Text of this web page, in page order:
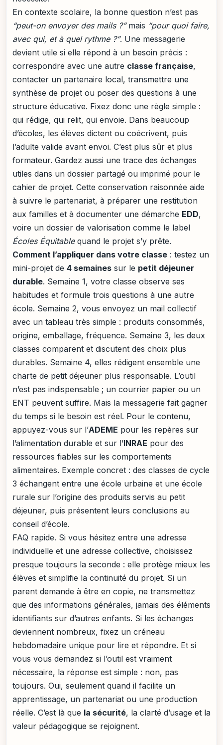
En contexte scolaire, la bonne question n’est pas
“peut-on envoyer des mails ?”mais “pour quoi faire,
avec qui, et à quel rythme ?”. Une messagerie
devient utile si elle répond à un besoin précis :
correspondre avec une autre classe française,
contacter un partenaire local, transmettre une
synthèse de projet ou poser des questions à une
structure éducative. Fixez donc une règle simple :
qui rédige, qui relit, qui envoie. Dans beaucoup
d’écoles, les élèves dictent ou coécrivent, puis
l’adulte valide avant envoi. C’est plus sûr et plus
formateur. Gardez aussi une trace des échanges
utiles dans un dossier partagé ou imprimé pour le
cahier de projet. Cette conservation raisonnée aide
à suivre le partenariat, à préparer une restitution
aux familles et à documenter une démarche EDD,
voire un dossier de valorisation comme le label
Écoles Équitablequand le projet s’y prête.
Comment l’appliquer dans votre classe : testez un
mini-projet de 4 semaines sur le petit déjeuner
durable. Semaine 1, votre classe observe ses
habitudes et formule trois questions à une autre
école. Semaine 2, vous envoyez un mail collectif
avec un tableau très simple : produits consommés,
origine, emballage, fréquence. Semaine 3, les deux
classes comparent et discutent des choix plus
durables. Semaine 4, elles rédigent ensemble une
charte de petit déjeuner plus responsable. L’outil
n’est pas indispensable ; un courrier papier ou un
ENT peuvent suffire. Mais la messagerie fait gagner
du temps si le besoin est réel. Pour le contenu,
appuyez-vous sur l’ADEME pour les repères sur
l’alimentation durable et sur l’INRAE pour des
ressources fiables sur les comportements
alimentaires. Exemple concret : des classes de cycle
3 échangent entre une école urbaine et une école
rurale sur l’origine des produits servis au petit
déjeuner, puis présentent leurs conclusions au
conseil d’école.
FAQ rapide. Si vous hésitez entre une adresse
individuelle et une adresse collective, choisissez
presque toujours la seconde : elle protège mieux les
élèves et simplifie la continuité du projet. Si un
parent demande à être en copie, ne transmettez
que des informations générales, jamais des éléments
identifiants sur d’autres enfants. Si les échanges
deviennent nombreux, fixez un créneau
hebdomadaire unique pour lire et répondre. Et si
vous vous demandez si l’outil est vraiment
nécessaire, la réponse est simple : non, pas
toujours. Oui, seulement quand il facilite un
apprentissage, un partenariat ou une production
réelle. C’est là que la sécurité, la clarté d’usage et la
valeur pédagogique se rejoignent.